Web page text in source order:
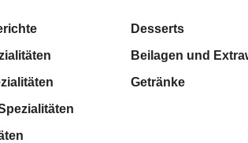
Desserts
Beilagen und
Getränke